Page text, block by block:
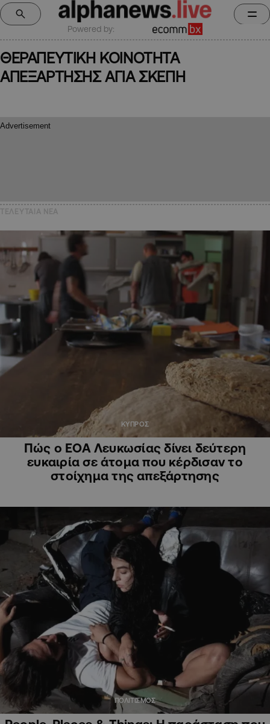
Powered by:
ΘΕΡΑΠΕΥΤΙΚΗ ΚΟΙΝΟΤΗΤΑ
ΑΠΕΞΑΡΤΗΣΗΣ ΑΓΙΑ ΣΚΕΠΗ
ΚΥΠΡΟΣ
Πώς ο ΕΟΑ Λευκωσίας δίνει δεύτερη
ευκαιρία σε άτομα που κέρδισαν το
στοίχημα της απεξάρτησης
ΠΟΛΙΤΙΣΜΟΣ